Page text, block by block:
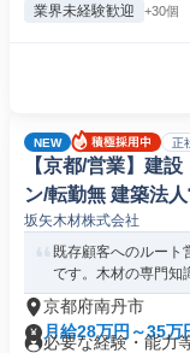
業界未経験歓迎 +30個
NEW 正
【京都/営業】建
ン/転勤無 建築法
坂矢木材株式会社
既存顧客へのルート
です。木材の専門知
京都府南丹市
月給28万円～35万
必要な経験・能力